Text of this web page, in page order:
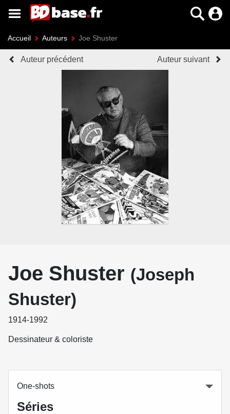
Accueil Auteurs Joe Shuster
Auteur précédent Auteur suivant
Joe Shuster (Joseph
Shuster)
1914-1992
Dessinateur & coloriste
One-shots
Séries